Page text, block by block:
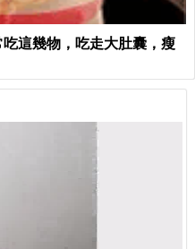
這幾物，吃走大肚囊，瘦